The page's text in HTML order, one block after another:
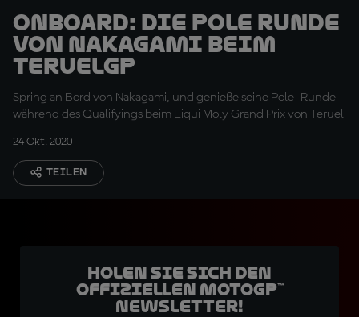
OnBoard: Die Pole Runde
von Nakagami beim
TeruelGP
Spring an Bord von Nakagami, und genieße seine Pole-Runde
während des Qualifyings beim Liqui Moly Grand Prix von Teruel
24 Okt. 2020
TEILEN
Holen Sie sich den
offiziellen MotoGP™
Newsletter!